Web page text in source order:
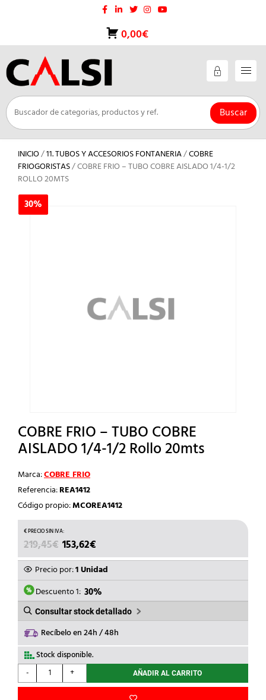
0,00€
Buscar
INICIO/11. TUBOS Y ACCESORIOS FONTANERIA/COBRE
FRIOGORISTAS/ COBRE FRIO – TUBO COBRE AISLADO 1/4-1/2
ROLLO 20MTS
30%
COBRE FRIO – TUBO COBRE
AISLADO 1/4-1/2 Rollo 20mts
Marca:COBRE FRIO
Referencia:REA1412
Código propio:MCOREA1412
219,45€ EL
PRECIO
ORIGINAL
ERA:
219,45€.
153,62€
PRECIO
ACTUAL
ES:
153,62€.
Precio por:1 Unidad
Descuento 1: 30%
Consultar stock detallado
Recíbelo en 24h / 48h
Stock disponible.
-
COBRE
FRIO
+ AÑADIR AL CARRITO
30%